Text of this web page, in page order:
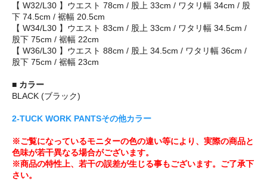
【 W32/L30 】ウエスト 78cm / 股上 33cm / ワタリ幅 34cm / 股
下 74.5cm / 裾幅 20.5cm
【 W34/L30 】ウエスト 83cm / 股上 33cm / ワタリ幅 34.5cm /
股下 75cm / 裾幅 22cm
【 W36/L30 】ウエスト 88cm / 股上 34.5cm / ワタリ幅 36cm /
股下 75cm / 裾幅 23cm
■ カラー
BLACK (ブラック)
2-TUCK WORK PANTSその他カラー
※ご覧になっているモニターの色の違い等により、実際の商品と
色味が若干異なる場合がございます。
※商品の特性上、若干の誤差が生じる事もございます。ご了承下
さい。